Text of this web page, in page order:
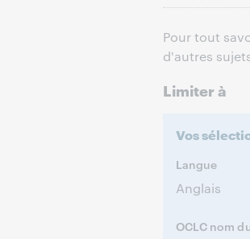
Pour tout
d'autres
Limiter à
Vos
Langue
Anglais
OCLC nom